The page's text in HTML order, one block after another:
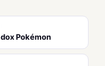
Pokémon